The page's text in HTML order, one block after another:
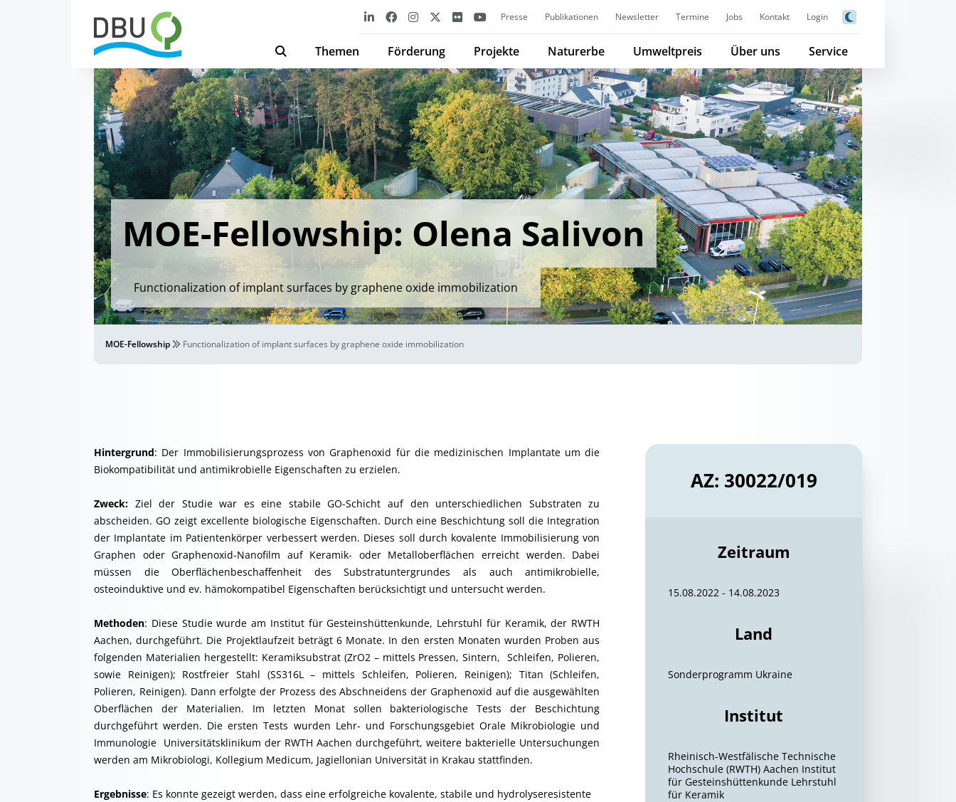
Presse Publikationen Newsletter Termine Jobs Kontakt Login
Themen Förderung Projekte Naturerbe Umweltpreis Über uns Service
MOE-Fellowship: Olena Salivon
Functionalization of implant surfaces by graphene oxide immobilization
MOE-Fellowship Functionalization of implant surfaces by graphene oxide immobilization
Hintergrund: Der Immobilisierungsprozess von Graphenoxid für die medizinischen Implantate um die
Biokompatibilität und antimikrobielle Eigenschaften zu erzielen.
Zweck: Ziel der Studie war es eine stabile GO-Schicht auf den unterschiedlichen Substraten zu
abscheiden. GO zeigt excellente biologische Eigenschaften. Durch eine Beschichtung soll die Integration
der Implantate im Patientenkörper verbessert werden. Dieses soll durch kovalente Immobilisierung von
Graphen oder Graphenoxid-Nanofilm auf Keramik- oder Metalloberflächen erreicht werden. Dabei
müssen die Oberflächenbeschaffenheit des Substratuntergrundes als auch antimikrobielle,
osteoinduktive und ev. hämokompatibel Eigenschaften berücksichtigt und untersucht werden.
Methoden: Diese Studie wurde am Institut für Gesteinshüttenkunde, Lehrstuhl für Keramik, der RWTH
Aachen, durchgeführt. Die Projektlaufzeit beträgt 6 Monate. In den ersten Monaten wurden Proben aus
folgenden Materialien hergestellt: Keramiksubstrat (ZrO2 – mittels Pressen, Sintern, Schleifen, Polieren,
sowie Reinigen); Rostfreier Stahl (SS316L – mittels Schleifen, Polieren, Reinigen); Titan (Schleifen,
Polieren, Reinigen). Dann erfolgte der Prozess des Abschneidens der Graphenoxid auf die ausgewählten
Oberflächen der Materialien. Im letzten Monat sollen bakteriologische Tests der Beschichtung
durchgeführt werden. Die ersten Tests wurden Lehr- und Forschungsgebiet Orale Mikrobiologie und
Immunologie Universitätsklinikum der RWTH Aachen durchgeführt, weitere bakterielle Untersuchungen
werden am Mikrobiologi, Kollegium Medicum, Jagiellonian Universität in Krakau stattfinden.
Ergebnisse: Es konnte gezeigt werden, dass eine erfolgreiche kovalente, stabile und hydrolyseresistente
AZ: 30022/019
Zeitraum
15.08.2022 - 14.08.2023
Land
Sonderprogramm Ukraine
Institut
Rheinisch-Westfälische Technische
Hochschule (RWTH) Aachen Institut
für Gesteinshüttenkunde Lehrstuhl
für Keramik